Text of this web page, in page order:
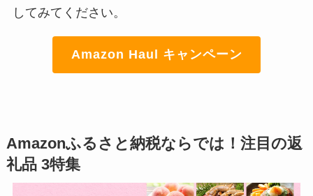
してみてください。
Amazon Haul キャンペーン
Amazonふるさと納税ならでは！注目の返
礼品 3特集